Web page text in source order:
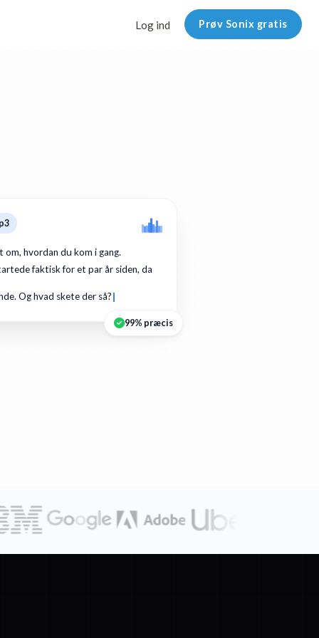
Log ind Prøv Sonix gratis
hvordan du kom i gang.
faktisk for et par år siden, da
Og hvad skete der så?
99% præcis